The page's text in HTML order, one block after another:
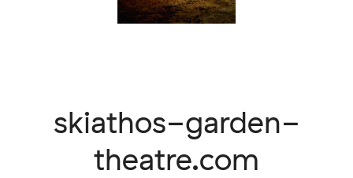
skiathos-garden-
theatre.com